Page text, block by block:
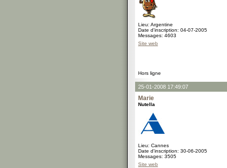
Lieu: Argentine
Date d'inscription: 04-07-2005
Messages: 4603
Site web
Hors ligne
25-01-2008 17:49:07
Marie
Nutella
Lieu: Cannes
Date d'inscription: 30-06-2005
Messages: 3505
Site web